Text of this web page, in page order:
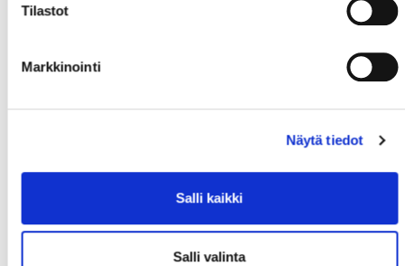
Tilastot
Markkinointi
Näytä tiedot
Salli kaikki
Salli valinta